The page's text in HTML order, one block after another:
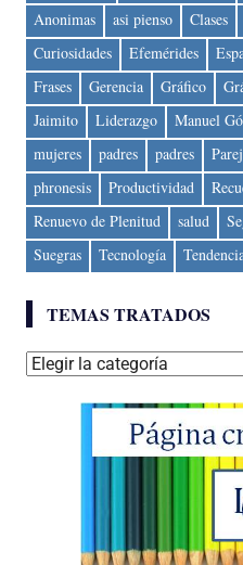
Anonimas
asi pienso Clases
Curiosidades
Efemérides
Frases
Gerencia Gráfico
Jaimito
Liderazgo Manuel
mujeres
padres padres
phronesis
Productividad
Renuevo de Plenitud
salud
Suegras
Tecnología
TEMAS TRATADOS
Temas